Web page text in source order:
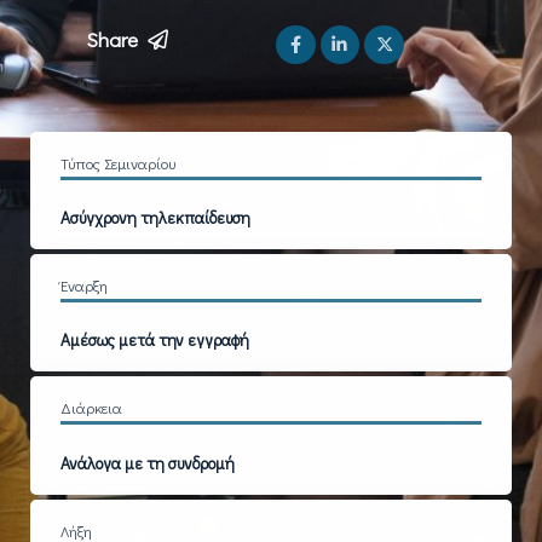
Share
Τύπος Σεμιναρίου
Ασύγχρονη τηλεκπαίδευση
Έναρξη
Αμέσως μετά την εγγραφή
Διάρκεια
Ανάλογα με τη συνδρομή
Λήξη